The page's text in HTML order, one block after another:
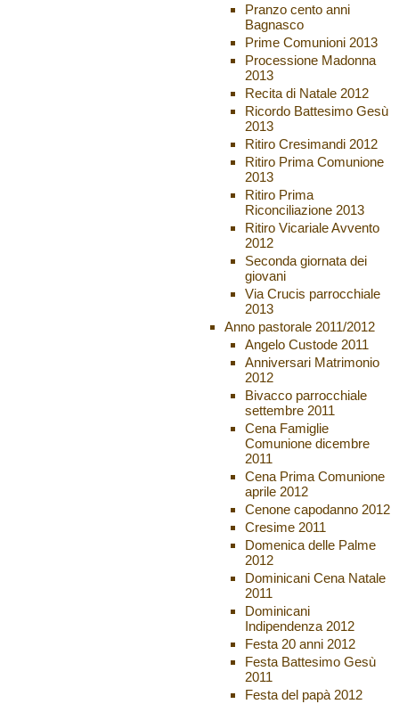
Pranzo cento anni
Bagnasco
Prime Comunioni 2013
Processione Madonna
2013
Recita di Natale 2012
Ricordo Battesimo Gesù
2013
Ritiro Cresimandi 2012
Ritiro Prima Comunione
2013
Ritiro Prima
Riconciliazione 2013
Ritiro Vicariale Avvento
2012
Seconda giornata dei
giovani
Via Crucis parrocchiale
2013
Anno pastorale 2011/2012
Angelo Custode 2011
Anniversari Matrimonio
2012
Bivacco parrocchiale
settembre 2011
Cena Famiglie
Comunione dicembre
2011
Cena Prima Comunione
aprile 2012
Cenone capodanno 2012
Cresime 2011
Domenica delle Palme
2012
Dominicani Cena Natale
2011
Dominicani
Indipendenza 2012
Festa 20 anni 2012
Festa Battesimo Gesù
2011
Festa del papà 2012